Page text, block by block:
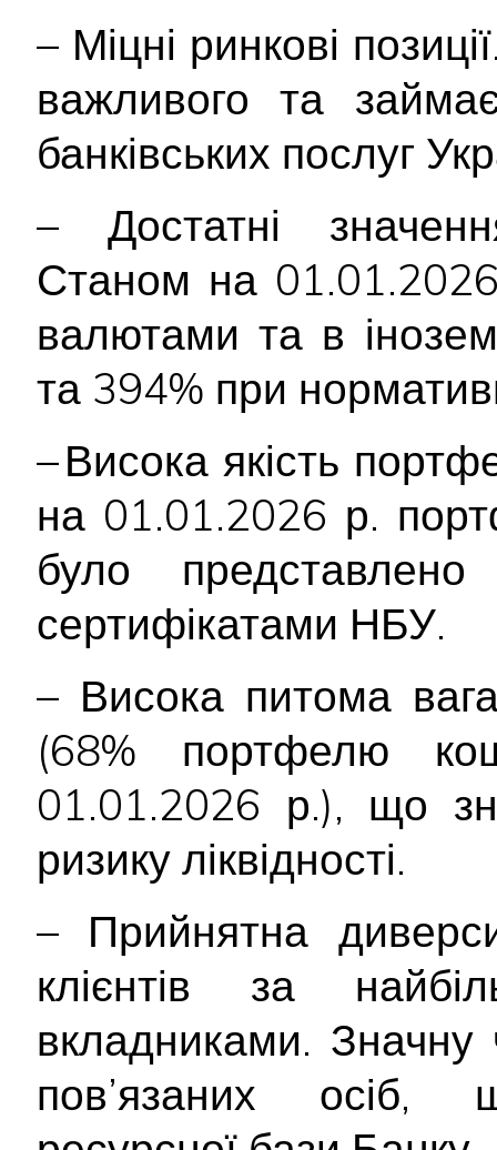
– Міцні ринкові
важливого та
банківських послуг
– Достатні
Станом на
валютами та в
та 394% при
– Висока якість
на 01.01.2026 р.
було
сертифікатами НБУ.
– Висока питома вага
(68% портфелю
01.01.2026 р.), що
ризику ліквідності.
– Прийнятна
клієнтів за
вкладниками. Значну
пов’язаних осіб,